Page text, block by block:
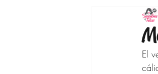
Estilo
El